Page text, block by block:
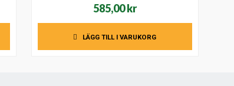
585,00kr
LÄGG TILL I VARUKORG